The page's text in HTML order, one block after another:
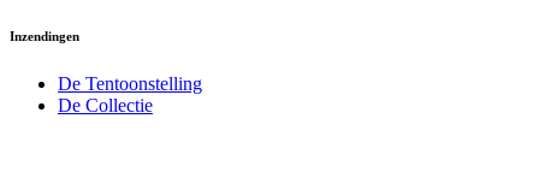
Inzendingen
De Tentoonstelling
De Collectie